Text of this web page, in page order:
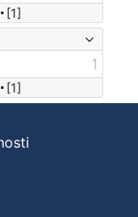
[1]
1
[1]